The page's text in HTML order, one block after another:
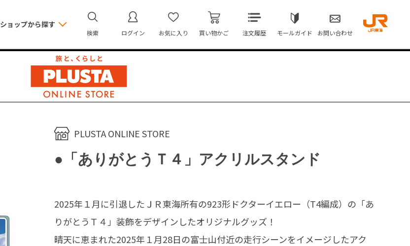
ショップから探す
検索 ログイン お気に入り 買い物かご 注文履歴 モールガイド お問い合わせ
PLUSTA ONLINE STORE
●「ありがとうＴ４」アクリルスタンド
2025年１月に引退したＪＲ東海所有の923形ドクターイエロー（T4編成）の「あ
りがとうＴ４」装飾をデザインしたオリジナルグッズ！
晴天に恵まれた2025年１月28日の富士山付近の走行シーンをイメージしたアク